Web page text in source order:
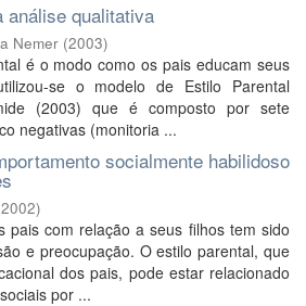
análise qualitativa
Nemer (2003)
é o modo como os pais educam seus
se o modelo de Estilo Parental
(2003) que é composto por sete
negativas (monitoria ...
socialmente habilidoso
2002)
pais com relação a seus filhos tem sido
e preocupação. O estilo parental, que
dos pais, pode estar relacionado
por ...